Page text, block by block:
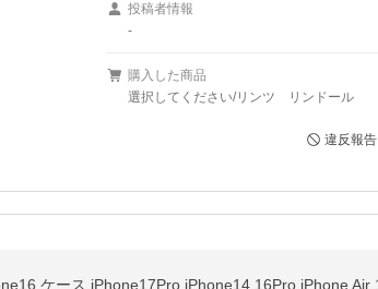
投稿者情報
-
購入した商品
選択してください/リンツ リンドール
違反報告